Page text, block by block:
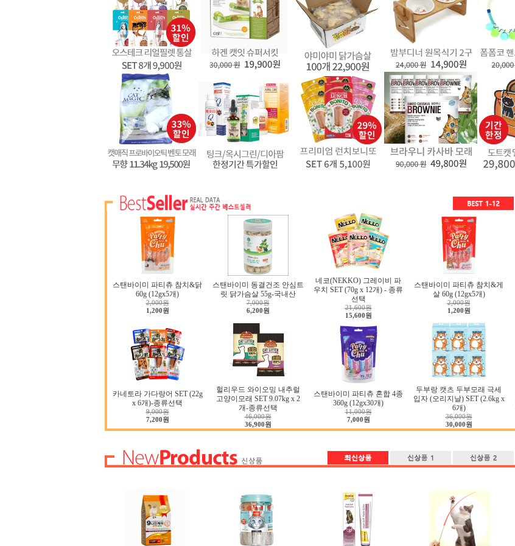
스탠바이미 파티츄 참치&닭
60g (12gx5개)
2,000원
1,200원
스탠바이미 동결건조 안심트
릿 닭가슴살 55g-국내산
7,000원
6,200원
네코(NEKKO) 그레이비 파
우치 SET (70g x 12개) - 종류
선택
21,600원
15,600원
스탠바이미 파티츄 참치&게
살 60g (12gx5개)
2,000원
1,200원
카네토라 가다랑어 SET (22g
x 6개)-종류선택
9,000원
7,200원
헐리우드 와이오밍 내추럴
고양이모래 SET 9.07kg x 2
개-종류선택
46,000원
36,900원
스탠바이미 파티츄 혼합 4종
360g (12gx30개)
11,000원
7,000원
두부랑 캣츠 두부모래 극세
입자 (오리지날) SET (2.6kg x
6개)
36,000원
30,000원